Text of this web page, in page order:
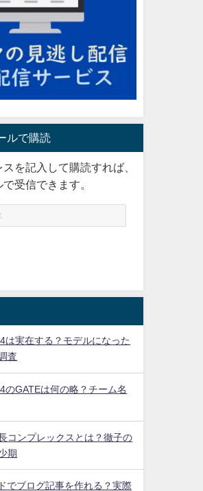
ルで購読
スを記入して購読すれば、
受信できます。
は実在する？モデルになった
査
のGATEは何の略？チーム名
コンプレックスとは？徹子の
期
でブログ記事を作れる？実際